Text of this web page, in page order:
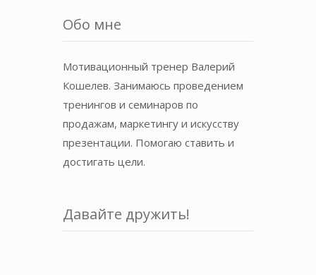
Обо мне
Мотивационный тренер Валерий
Кошелев. Занимаюсь проведением
тренингов и семинаров по
продажам, маркетингу и искусству
презентации. Помогаю ставить и
достигать цели.
Давайте дружить!